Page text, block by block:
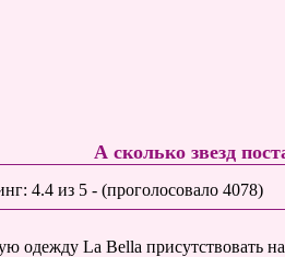
А сколько звезд
4.4 из 5 - (проголосовало4078)
одежду La Bella присутствовать на